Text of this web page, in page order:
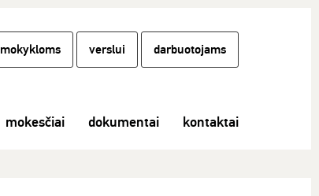
mokykloms verslui darbuotojams
mokesčiai dokumentai kontaktai